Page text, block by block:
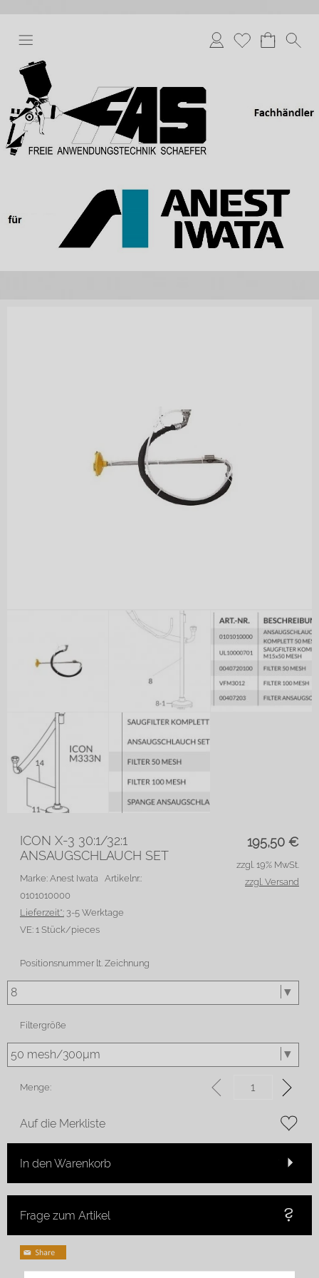
Anmelden
Merkliste
195,50 €
ICON X-3 30:1/32:1
ANSAUGSCHLAUCH SET
Marke: Anest Iwata Artikelnr.:
0101010000
Lieferzeit*: 3-5 Werktage
VE: 1 Stück/pieces
zzgl. 19% MwSt.
zzgl. Versand
Positionsnummer lt. Zeichnung
Filtergröße
Menge:
Auf die Merkliste
In den Warenkorb
Frage zum Artikel